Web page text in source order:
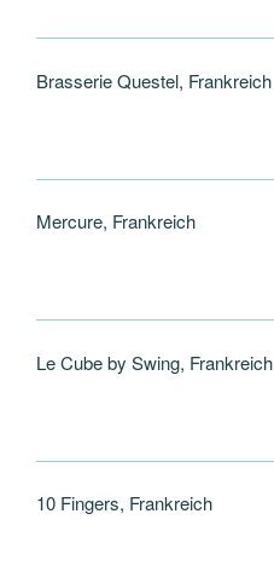
Brasserie Questel, Frankreich
Mercure, Frankreich
Le Cube by Swing, Frankreich
10 Fingers, Frankreich